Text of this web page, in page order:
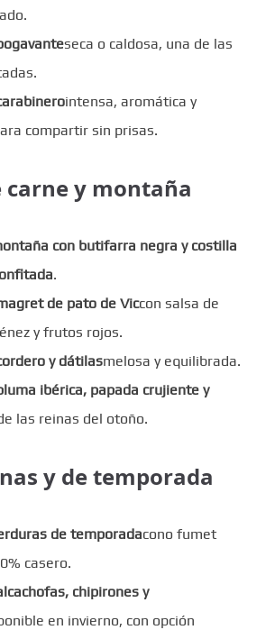
seca o caldosa, una de las
intensa, aromática y
compartir sin prisas.
carne y montaña
con butifarra negra y costilla
.
de pato de Viccon salsa de
y frutos rojos.
y dátilasmelosa y equilibrada.
ibérica, papada crujiente y
las reinas del otoño.
y de temporada
de temporadacono fumet
casero.
chipirones y
en invierno, con opción